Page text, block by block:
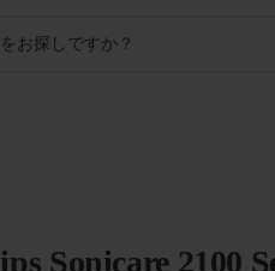
Sonicare 2100